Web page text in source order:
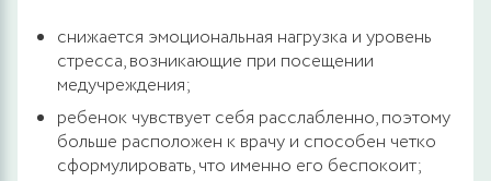
снижается эмоциональная нагрузка и уровень
стресса, возникающие при посещении
медучреждения;
ребенок чувствует себя расслабленно, поэтому
больше расположен к врачу и способен четко
сформулировать, что именно его беспокоит;